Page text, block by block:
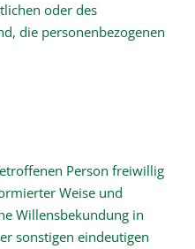
oder des
die personenbezogenen
Person freiwillig
Weise und
Willensbekundung in
sonstigen eindeutigen